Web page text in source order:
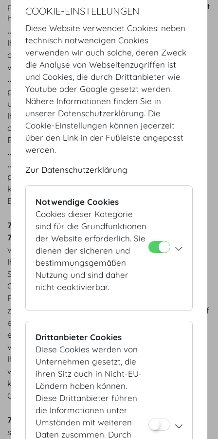
personenbezogenen Daten wir über Sie gespeichert
haben und Kopien dieser Daten zu erhalten,
‥ die Berechtigung, Ergänzung oder das Löschen
Ihrer personenbezogenen Daten, die falsch sind
oder nicht rechtskonform verarbeitet wurden, zu
verlangen,
‥ von uns zu verlangen, die Verarbeitung Ihrer
personenbezogenen Daten einzuschränken, und
unter bestimmten Umständen der Verarbeitung
Ihrer personenbezogenen Daten zu widersprechen
oder die für das Verarbeiten zuvor gegebene
Einwilligung zu widerrufen,
‥ die Datenübertragbarkeit zu verlangen,
‥ die Identität von Dritten, an welche Ihre
personenbezogenen Daten übermittelt wurden, zu
kennen und bei der zuständigen Behörde
Beschwerde zu erheben.
7 COOKIES
7.1
Auf dieser Website werden sogenannte Cookies
verwendet. Ein Cookie ist eine kleine Datei, die auf
Ihrem Computer gespeichert werden kann, wenn
Sie eine Website besuchen. Grundsätzlich werden
Cookies verwendet, um Nutzern zusätzliche
Funktionen auf einer Website zu bieten. Sie können
z.B. verwendet werden, um Ihnen die Navigation auf
einer Website zu erleichtern, es Ihnen zu
ermöglichen, eine Website dort weiter zu
verwenden, wo Sie sie verlassen haben und/oder
Ihre Präferenzen und Einstellungen zu speichern,
wenn Sie die Website wieder besuchen. Cookies
können auf keine anderen Daten auf Ihrem
Computer zugreifen, diese lesen oder verändern.
7.2
Die meisten der Cookies auf dieser Website sind
sogenannte Sessioncookies. Sie werden
COOKIE-EINSTELLUNGEN
Diese Website verwendet Cookies: neben
technisch notwendigen Cookies
verwenden wir auch solche, deren Zweck
die Analyse von Webseitenzugriffen ist
und Cookies, die durch Drittanbieter wie
Youtube oder Google gesetzt werden.
Nähere Informationen finden Sie in
unserer Datenschutzerklärung. Die
Cookie-Einstellungen können jederzeit
über den Link in der Fußleiste angepasst
werden.
Zur Datenschutzerklärung
Notwendige Cookies
Cookies dieser Kategorie
sind für die Grundfunktionen
der Website erforderlich. Sie
dienen der sicheren und
bestimmungsgemäßen
Nutzung und sind daher
nicht deaktivierbar.
Drittanbieter Cookies
Diese Cookies werden von
Unternehmen gesetzt, die
ihren Sitz auch in Nicht-EU-
Ländern haben können.
Diese Drittanbieter führen
die Informationen unter
Umständen mit weiteren
Daten zusammen. Durch